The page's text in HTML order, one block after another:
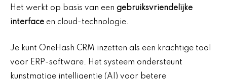
Het werkt op basis van een gebruiksvriendelijke
interface en cloud-technologie.
Je kunt OneHash CRM inzetten als een krachtige tool
voor ERP-software. Het systeem ondersteunt
kunstmatige intelligentie (AI) voor betere